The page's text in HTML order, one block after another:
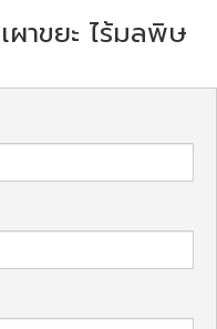
าขยะ ไร้มลพิษ